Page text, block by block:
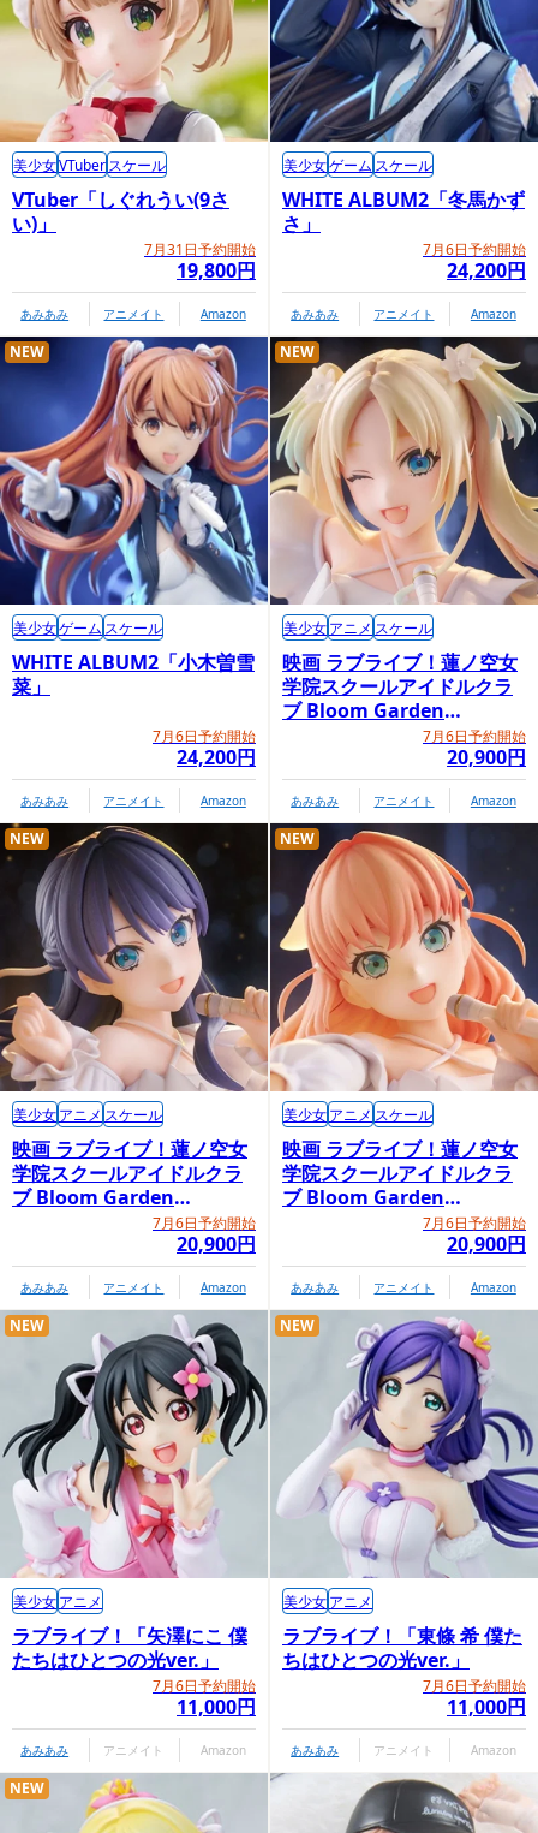
商品情報ページ
https://www.megahobby.jp/products/item/5319/
プレミアムバンダイ内商品購入ページ（セット・
オリジナルミニ座布団付き）
VTuber「しぐれうい(9さ
い)」
7月31日予約開始
19,800円
美少女VTuberスケール
あみあみ アニメイト Amazon
WHITE ALBUM2「冬馬かず
さ」
7月6日予約開始
24,200円
美少女ゲーム スケール
あみあみ アニメイト Amazon
WHITE ALBUM2「小木曽雪
菜」
7月6日予約開始
24,200円
NEW
美少女ゲーム スケール
あみあみ アニメイト Amazon
映画 ラブライブ！蓮ノ空女
学院スクールアイドルクラ
ブ Bloom Garden
Party「大沢瑠璃乃」7月6日予約開始
20,900円
NEW
美少女アニメ スケール
あみあみ アニメイト Amazon
映画 ラブライブ！蓮ノ空女
学院スクールアイドルクラ
ブ Bloom Garden
Party「村野さやか」7月6日予約開始
20,900円
NEW
美少女アニメ スケール
あみあみ アニメイト Amazon
映画 ラブライブ！蓮ノ空女
学院スクールアイドルクラ
ブ Bloom Garden
Party「日野下花帆」7月6日予約開始
20,900円
NEW
美少女アニメ スケール
あみあみ アニメイト Amazon
ラブライブ！「矢澤にこ 僕
たちはひとつの光ver.」
7月6日予約開始
11,000円
NEW
美少女アニメ
あみあみ アニメイト Amazon
ラブライブ！「東條 希 僕た
ちはひとつの光ver.」
7月6日予約開始
11,000円
NEW
美少女アニメ
あみあみ アニメイト Amazon
NEW